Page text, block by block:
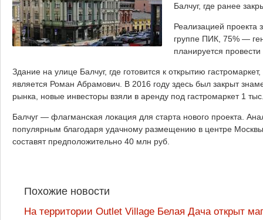
Балчуг, где ранее
Реализацией проекта
группе ПИК, 75% —
планируется
Здание на улице Балчуг, где готовится к открытию
является Роман Абрамович. В 2016 году здесь был закрыт
рынка, новые инвесторы взяли в аренду под гастромаркет 1
Балчуг — флагманская локация для старта нового проекта.
популярным благодаря удачному размещению в центре
составят предположительно 40 млн руб.
Похожие новости
На территории Outlet Village Белая Дача открыт